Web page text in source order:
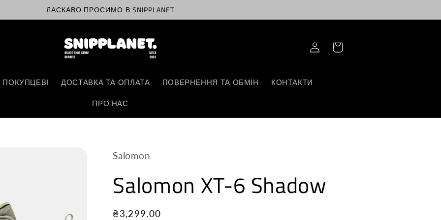
ЛАСКАВО ПРОСИМО В SNIPPLANET
ДОСТАВКА ТА ОПЛАТА ПОВЕРНЕННЯ ТА ОБМІН КОНТАКТИ
ПРО НАС
Log
in
Корзина
Salomon
Salomon XT-6 Shadow
Звичайна
₴3,299.00